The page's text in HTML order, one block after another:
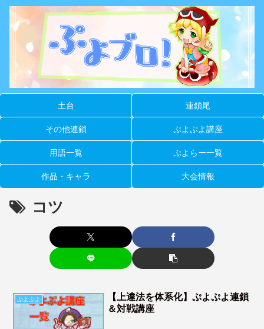
土台 連鎖尾
その他連鎖 ぷよぷよ講座
用語一覧 ぷよらー一覧
作品・キャラ 大会情報
コツ
ぷよぷよ
【上達法を体系化】ぷよぷよ連鎖
＆対戦講座